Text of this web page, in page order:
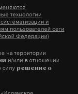
технологии
и
пользователей сети
Федерации)
на территории
и/или в отношении
силу решение о